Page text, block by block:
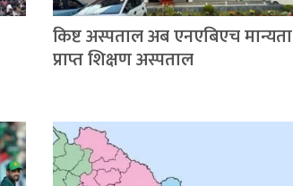
किष्ट अस्पताल अब एनएबिएच मान्यता
प्राप्त शिक्षण अस्पताल